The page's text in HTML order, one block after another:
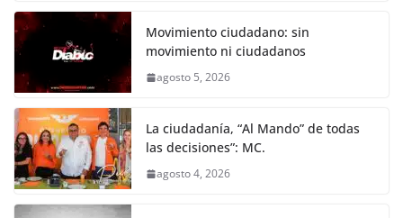
Movimiento ciudadano: sin
movimiento ni ciudadanos
agosto 5, 2026
La ciudadanía, “Al Mando” de todas
las decisiones”: MC.
agosto 4, 2026